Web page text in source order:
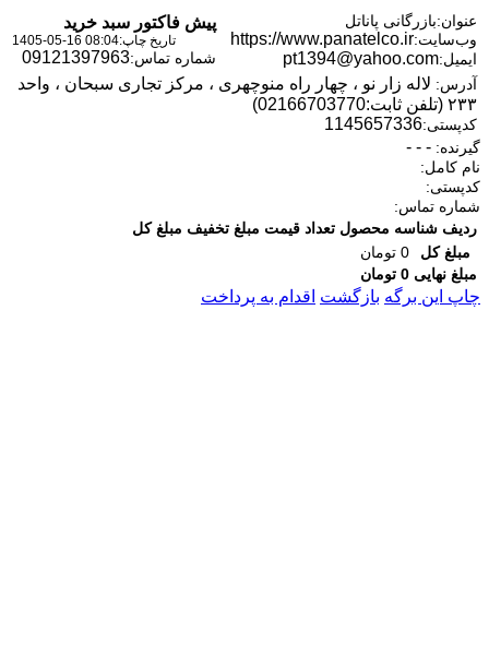
عنوان:بازرگانی پاناتل
وب‌سایت:https://www.panatelco.ir
ایمیل:pt1394@yahoo.com
پیش فاکتور سبد خرید
تاریخ چاپ:1405-05-16 08:04
شماره تماس:09121397963
آدرس: لاله زار نو ، چهار راه منوچهری ، مرکز تجاری سبحان ، واحد
۲۳۳ (تلفن ثابت:02166703770)
کدپستی:1145657336
گیرنده: - - -
نام کامل:
کدپستی:
شماره تماس:
ردیف شناسه محصول تعداد قیمت مبلغ تخفیف مبلغ کل
مبلغ کل
0 تومان
مبلغ نهایی 0 تومان
چاپ این برگه بازگشت اقدام به پرداخت